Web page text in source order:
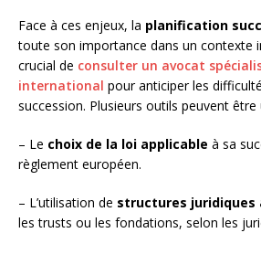
Face à ces enjeux, la planification
toute son importance dans un contexte
crucial de consulter un avocat
international pour anticiper les
succession. Plusieurs outils peuvent être
– Le choix de la loi applicable à sa
règlement européen.
– L’utilisation de structures juridiques
les trusts ou les fondations, selon les